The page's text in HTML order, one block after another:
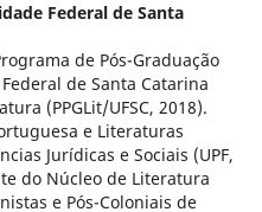
Federal de Santa
de Pós-Graduação
de Santa Catarina
(PPGLit/UFSC, 2018).
e Literaturas
Jurídicas e Sociais (UPF,
do Núcleo de Literatura
e Pós-Coloniais de